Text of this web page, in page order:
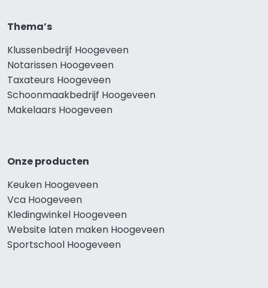
Thema’s
Klussenbedrijf Hoogeveen
Notarissen Hoogeveen
Taxateurs Hoogeveen
Schoonmaakbedrijf Hoogeveen
Makelaars Hoogeveen
Onze producten
Keuken Hoogeveen
Vca Hoogeveen
Kledingwinkel Hoogeveen
Website laten maken Hoogeveen
Sportschool Hoogeveen